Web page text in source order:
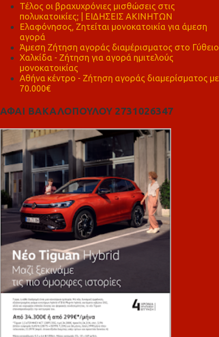
Τέλος οι βραχυχρόνιες μισθώσεις στις
πολυκατοικίες; | ΕΙΔΗΣΕΙΣ ΑΚΙΝΗΤΩΝ
Ελαφόνησος, Ζητείται μονοκατοικία για άμεση
αγορά
Άμεση Ζήτηση αγοράς διαμέρισματος στο Γύθειο
Χαλκίδα - Ζήτηση για αγορά ημιτελούς
μονοκατοικίας
Αθήνα κέντρο - Ζήτηση αγοράς διαμερίσματος με
70.000€
ΑΦΑΙ ΒΑΚΑΛΟΠΟΥΛΟΥ 2731026347